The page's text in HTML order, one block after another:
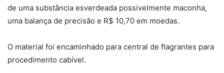
de uma substância esverdeada possivelmente maconha,
uma balança de precisão e R$ 10,70 em moedas.
O material foi encaminhado para central de flagrantes para
procedimento cabível.